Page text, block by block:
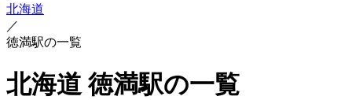
北海道
／
徳満駅の一覧
北海道 徳満駅の一覧